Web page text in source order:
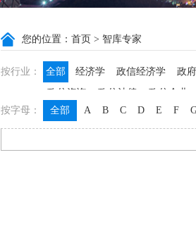
您的位置： 首页 > 智库专家
按行业： 全部 经济学 政信经济学 政
政信咨询
政信法律 政信企业
按字母：
全部 A B C D E F